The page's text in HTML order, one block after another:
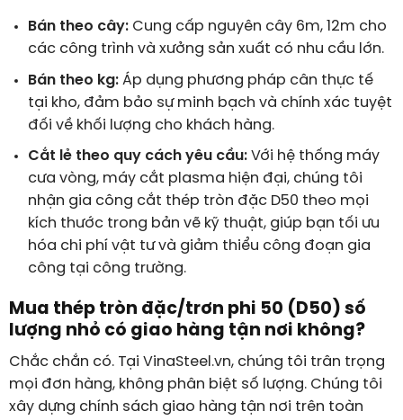
Bán theo cây:Cung cấp nguyên cây 6m, 12m cho
các công trình và xưởng sản xuất có nhu cầu lớn.
Bán theo kg:Áp dụng phương pháp cân thực tế
tại kho, đảm bảo sự minh bạch và chính xác tuyệt
đối về khối lượng cho khách hàng.
Cắt lẻ theo quy cách yêu cầu:Với hệ thống máy
cưa vòng, máy cắt plasma hiện đại, chúng tôi
nhận gia công cắt thép tròn đặc D50 theo mọi
kích thước trong bản vẽ kỹ thuật, giúp bạn tối ưu
hóa chi phí vật tư và giảm thiểu công đoạn gia
công tại công trường.
Mua thép tròn đặc/trơn phi 50 (D50) số
lượng nhỏ có giao hàng tận nơi không?
Chắc chắn có. Tại VinaSteel.vn, chúng tôi trân trọng
mọi đơn hàng, không phân biệt số lượng. Chúng tôi
xây dựng chính sách giao hàng tận nơi trên toàn